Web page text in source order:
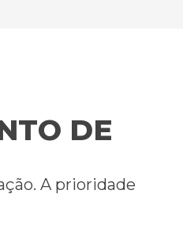
DE
A prioridade